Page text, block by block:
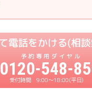
0120-548-
9:00〜18:00(平日)